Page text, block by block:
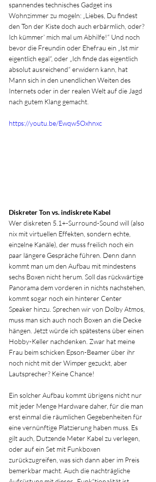
spannendes technisches Gadget ins
Wohnzimmer zu mogeln: „Liebes, Du findest
den Ton der Kiste doch auch erbärmlich, oder?
Ich kümmer’ mich mal um Abhilfe!“ Und noch
bevor die Freundin oder Ehefrau ein „Ist mir
eigentlich egal“, oder „Ich finde das eigentlich
absolut ausreichend“ erwidern kann, hat
Mann sich in den unendlichen Weiten des
Internets oder in der realen Welt auf die Jagd
nach gutem Klang gemacht.
https://youtu.be/Ewqw5Oxhnxc
Diskreter Ton vs. indiskrete Kabel
Wer diskreten 5.1+-Surround-Sound will (also
nix mit virtuellen Effekten, sondern echte,
einzelne Kanäle), der muss freilich noch ein
paar längere Gespräche führen. Denn dann
kommt man um den Aufbau mit mindestens
sechs Boxen nicht herum. Soll das rückwärtige
Panorama dem vorderen in nichts nachstehen,
kommt sogar noch ein hinterer Center
Speaker hinzu. Sprechen wir von Dolby Atmos,
muss man sich auch noch Boxen an die Decke
hängen. Jetzt würde ich spätestens über einen
Hobby-Keller nachdenken. Zwar hat meine
Frau beim schicken Epson-Beamer über ihr
noch nicht mit der Wimper gezuckt, aber
Lautsprecher? Keine Chance!
Ein solcher Aufbau kommt übrigens nicht nur
mit jeder Menge Hardware daher, für die man
erst einmal die räumlichen Gegebenheiten für
eine vernünftige Platzierung haben muss. Es
gilt auch, Dutzende Meter Kabel zu verlegen,
oder auf ein Set mit Funkboxen
zurückzugreifen, was sich dann aber im Preis
bemerkbar macht. Auch die nachträgliche